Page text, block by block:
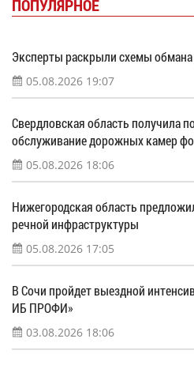
ПОПУЛЯРНОЕ
Эксперты раскрыли схемы обмана
05.08.2026 19:07
Свердловская область получила
обслуживание дорожных камер
05.08.2026 18:06
Нижегородская область
речной инфраструктуры
05.08.2026 17:05
В Сочи пройдет выездной
ИБ ПРОФИ»
03.08.2026 18:06